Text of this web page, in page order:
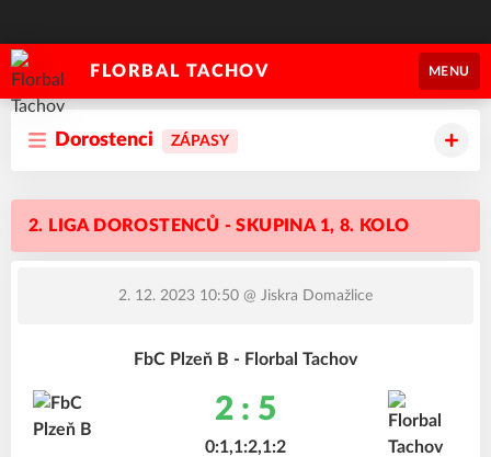
FLORBAL TACHOV MENU
Dorostenci ZÁPASY
2. LIGA DOROSTENCŮ - SKUPINA 1, 8. KOLO
2. 12. 2023 10:50 @ Jiskra Domažlice
FbC Plzeň B - Florbal Tachov
2 : 5
0:1,1:2,1:2